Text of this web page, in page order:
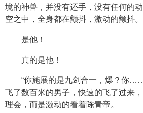
境的神兽，并没有还手，没有任何的
空之中，全身都在颤抖，激动的颤抖。
是他！
真的是他！
“你施展的是九剑合一，爆？你
飞了数百米的男子，快速的飞了过来
理会，而是激动的看着陈青帝。